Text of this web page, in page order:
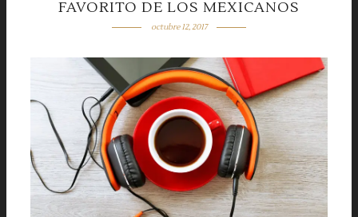
FAVORITO DE LOS MEXICANOS
octubre 12, 2017